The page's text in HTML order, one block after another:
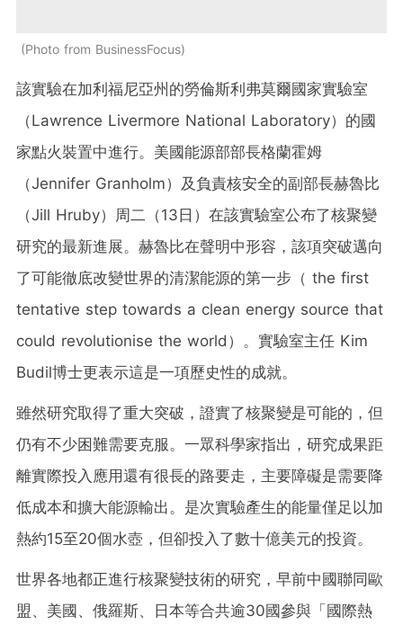
Photo from BusinessFocus
該實驗在加利福尼亞州的勞倫斯利弗莫爾國家實驗室
（Lawrence Livermore National Laboratory）的國
家點火裝置中進行。美國能源部部長格蘭霍姆
（Jennifer Granholm）及負責核安全的副部長赫魯比
（Jill Hruby）周二（13日）在該實驗室公布了核聚變
研究的最新進展。赫魯比在聲明中形容，該項突破邁向
了可能徹底改變世界的清潔能源的第一步（ the first
tentative step towards a clean energy source that
could revolutionise the world）。實驗室主任 Kim
Budil博士更表示這是一項歷史性的成就。
雖然研究取得了重大突破，證實了核聚變是可能的，但
仍有不少困難需要克服。一眾科學家指出，研究成果距
離實際投入應用還有很長的路要走，主要障礙是需要降
低成本和擴大能源輸出。是次實驗產生的能量僅足以加
熱約15至20個水壺，但卻投入了數十億美元的投資。
世界各地都正進行核聚變技術的研究，早前中國聯同歐
盟、美國、俄羅斯、日本等合共逾30國參與「國際熱